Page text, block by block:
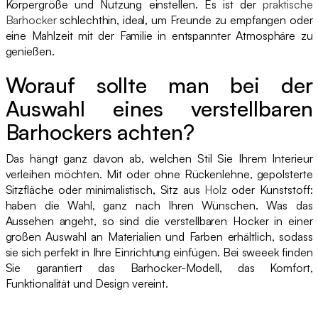
Körpergröße und Nutzung einstellen. Es ist derpraktische
Barhockerschlechthin, ideal, um Freunde zu empfangen oder
eine Mahlzeit mit der Familie in entspannter Atmosphäre zu
genießen.
Worauf sollte man bei der
Auswahl eines verstellbaren
Barhockers achten?
Das hängt ganz davon ab, welchen Stil Sie Ihrem Interieur
verleihen möchten. Mit oder ohne Rückenlehne, gepolsterte
Sitzfläche oder minimalistisch, Sitz aus Holz oder Kunststoff:
haben die Wahl, ganz nach Ihren Wünschen. Was das
Aussehen angeht, so sind die verstellbaren Hocker in einer
großen Auswahl an Materialien und Farben erhältlich, sodass
sie sich perfekt in Ihre Einrichtung einfügen. Bei sweeek finden
Sie garantiert das Barhocker-Modell, das Komfort,
Funktionalität und Design vereint.